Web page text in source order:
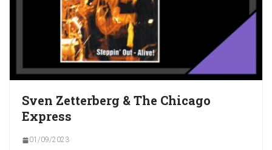
Sven Zetterberg & The Chicago
Express
01/09/2023